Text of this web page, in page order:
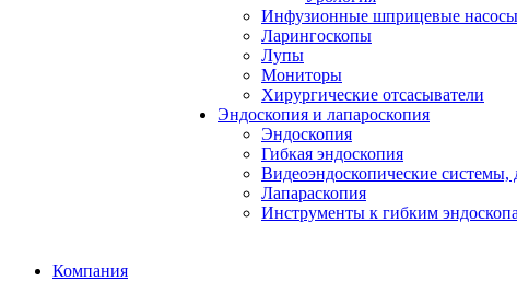
Инфузионные шприцевые насосы
Ларингоскопы
Лупы
Мониторы
Хирургические отсасыватели
Эндоскопия и лапароскопия
Эндоскопия
Гибкая эндоскопия
Видеоэндоскопические
Лапараскопия
Инструменты к гибким
Компания